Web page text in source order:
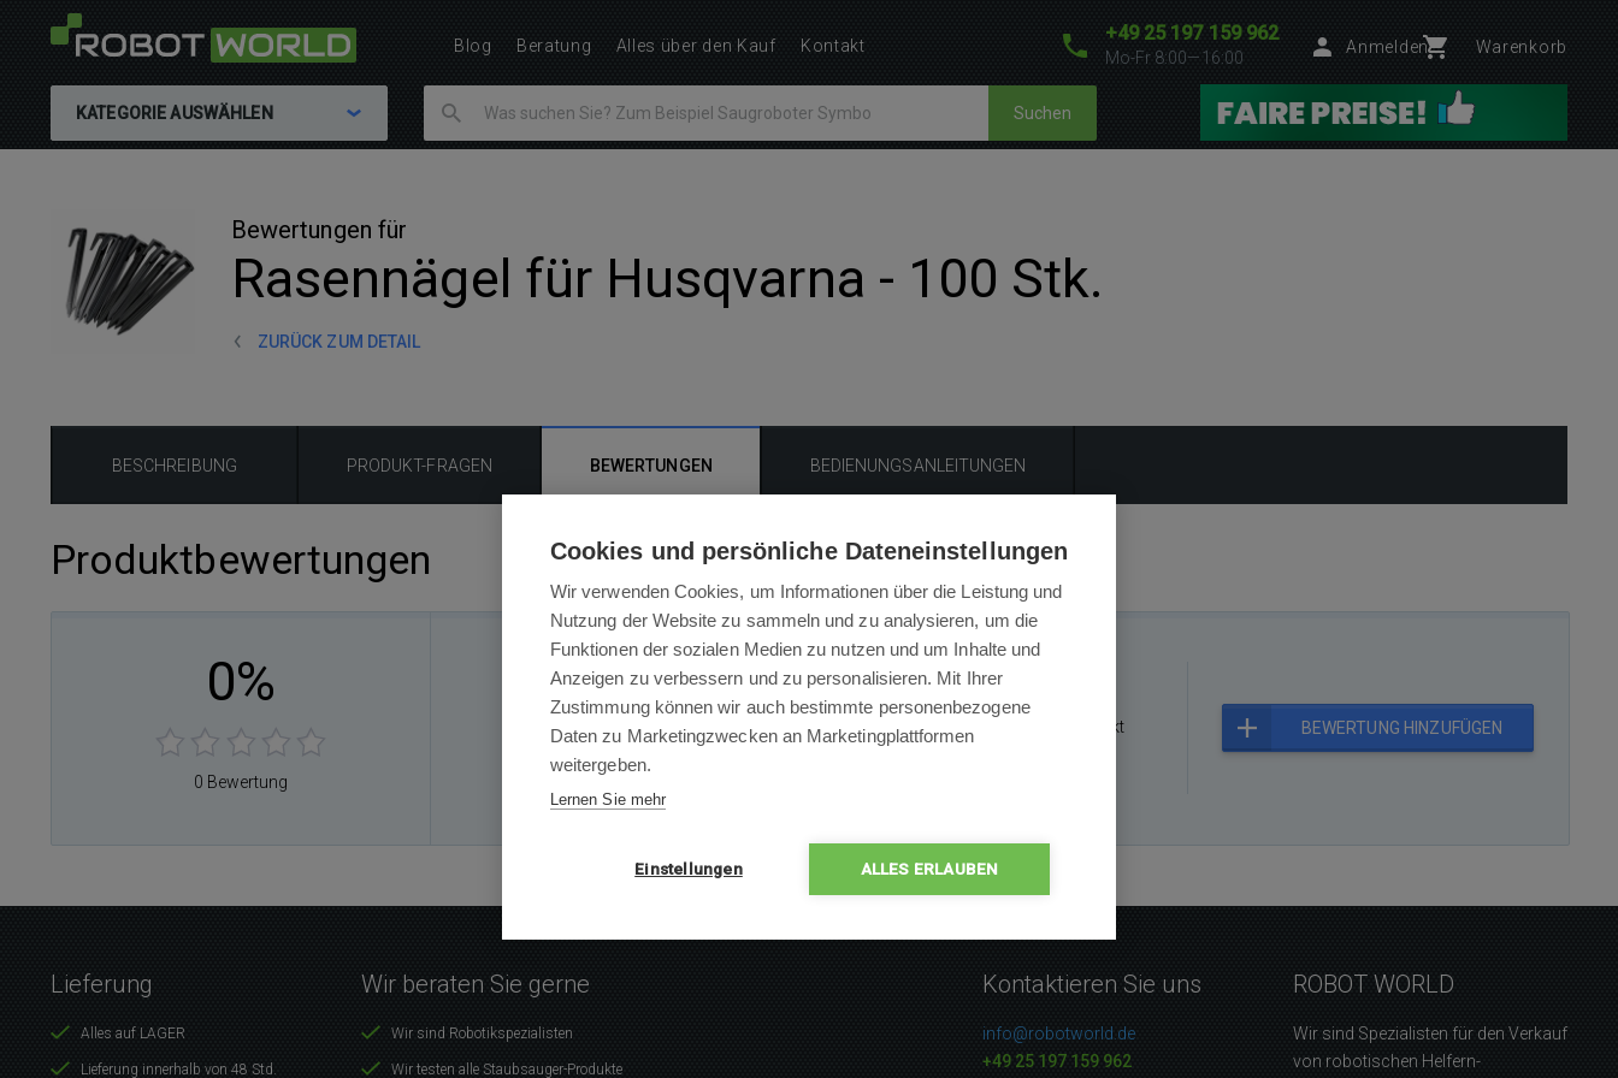
+49 25 197 159 962
Mo-Fr 8:00—16:00
Anmelden Warenkorb
KATEGORIE AUSWÄHLEN Suchen
Bewertungen für
Rasennägel für Husqvarna - 100 Stk.
ZURÜCK ZUM DETAIL
BESCHREIBUNG PRODUKT-FRAGEN BEWERTUNGEN BEDIENUNGSANLEITUNGEN
Produktbewertungen
0%
0 Bewertung
×
0 % Leute empfehlen das Produkt BEWERTUNG HINZUFÜGEN
Blog Beratung Alles über den Kauf Kontakt
Lieferung
Alles auf LAGER
Lieferung innerhalb von 48 Std.
Wir beraten Sie gerne
Wir sind Robotikspezialisten
Wir testen alle Staubsauger-Produkte
Kontaktieren Sie uns
info@robotworld.de
+49 25 197 159 962
ROBOT WORLD
Wir sind Spezialisten für den Verkauf
von robotischen Helfern-
Cookies und persönliche Dateneinstellungen
Wir verwenden Cookies, um Informationen über die Leistung und
Nutzung der Website zu sammeln und zu analysieren, um die
Funktionen der sozialen Medien zu nutzen und um Inhalte und
Anzeigen zu verbessern und zu personalisieren. Mit Ihrer
Zustimmung können wir auch bestimmte personenbezogene
Daten zu Marketingzwecken an Marketingplattformen
weitergeben.
Lernen Sie mehr
Einstellungen ALLES ERLAUBEN